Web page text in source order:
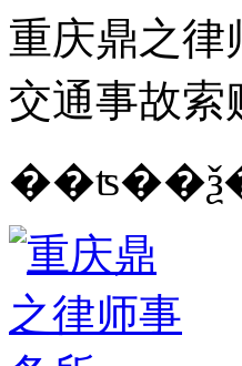
重庆鼎之律
交通事故索